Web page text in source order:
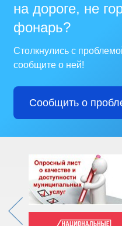
на дороге, не
фонарь?
Столкнулись с
сообщите о ней!
Сообщить о